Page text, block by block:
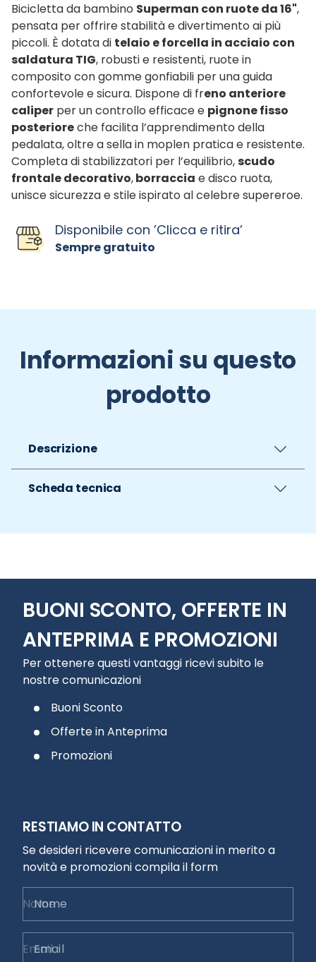
Bicicletta da bambino Superman con ruote da 16",
pensata per offrire stabilità e divertimento ai più
piccoli. È dotata di telaio e forcella in acciaio con
saldatura TIG, robusti e resistenti, ruote in
composito con gomme gonfiabili per una guida
confortevole e sicura. Dispone di freno anteriore
caliper per un controllo efficace e pignone fisso
posterioreche facilita l’apprendimento della
pedalata, oltre a sella in moplen pratica e resistente.
Completa di stabilizzatori per l’equilibrio, scudo
frontale decorativo,borraccia e disco ruota,
unisce sicurezza e stile ispirato al celebre supereroe.
Disponibile con ’Clicca e ritira’
Sempre gratuito
Informazioni su questo
prodotto
Descrizione
Scheda tecnica
BUONI SCONTO, OFFERTE IN
ANTEPRIMA E PROMOZIONI
Per ottenere questi vantaggi ricevi subito le
nostre comunicazioni
Buoni Sconto
Offerte in Anteprima
Promozioni
RESTIAMO IN CONTATTO
Se desideri ricevere comunicazioni in merito a
novità e promozioni compila il form
Nome
Email